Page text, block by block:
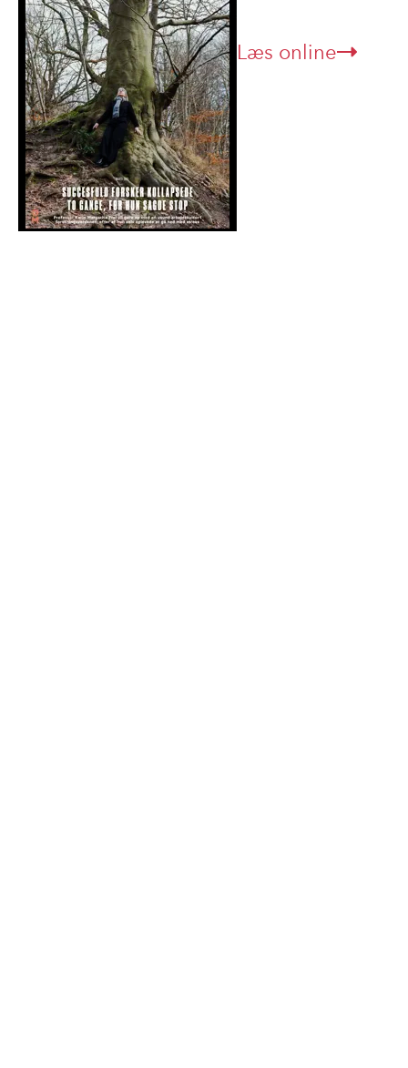
Læs online